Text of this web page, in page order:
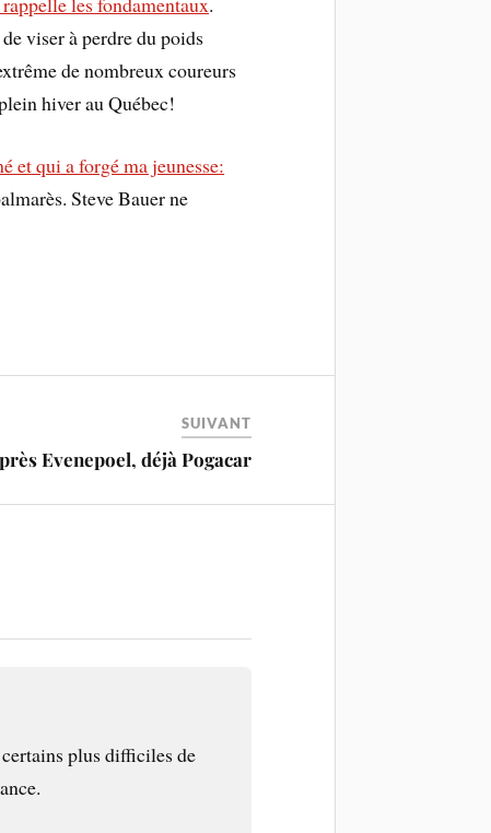
viser à perdre du poids
de nombreux coureurs
hiver au Québec!
et qui a forgé ma jeunesse:
Steve Bauer ne
SUIVANT
Evenepoel, déjà Pogacar
plus difficiles de